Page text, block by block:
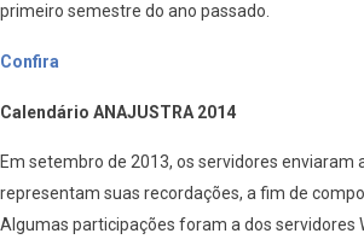
primeiro semestre do ano passado.
Confira
Calendário ANAJUSTRA 2014
Em setembro de 2013, os servidores enviaram
representam suas recordações, a fim de
Algumas participações foram a dos servidores